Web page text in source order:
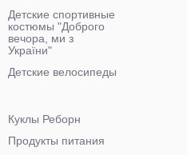
Детские спортивные
костюмы "Доброго
вечора, ми з
України"
Детские велосипеды
Куклы Реборн
Продукты питания